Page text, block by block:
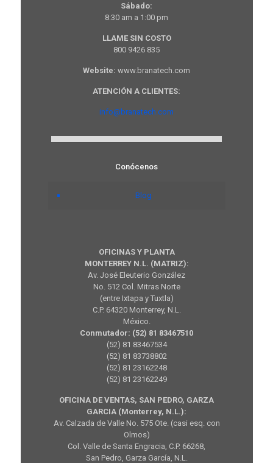
Sábado:
8:30 am a 1:00 pm
LLAME SIN COSTO
800 9426 835
Website: www.branatech.com
ATENCIÓN A CLIENTES:
info@branatech.com
Conócenos
Blog
OFICINAS Y PLANTA
MONTERREY N.L. (MATRIZ):
Av. José Eleuterio González
No. 512 Col. Mitras Norte
(entre Ixtapa y Tuxtla)
C.P. 64320 Monterrey, N.L.
México.
Conmutador: (52) 81 83467510
(52) 81 83467534
(52) 81 83738802
(52) 81 23162248
(52) 81 23162249
OFICINA DE VENTAS, SAN PEDRO, GARZA
GARCIA (Monterrey, N.L.):
Av. Calzada de Valle No. 575 Ote. (casi esq. con
Olmos)
Col. Valle de Santa Engracia, C.P. 66268,
San Pedro, Garza García, N.L.